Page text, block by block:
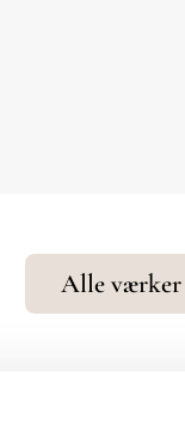
Alle værker